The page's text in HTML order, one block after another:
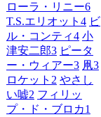
ローラ・リニー6
T.S.エリオット 4 ビ
ル・コンティ4 小
津安二郎3 ピータ
ー・ウィアー3 凧3
ロケット 2 やさし
い嘘2 フィリッ
プ・ド・ブロカ1